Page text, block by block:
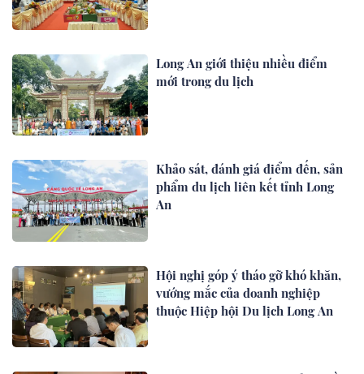
Long An giới thiệu nhiều điểm
mới trong du lịch
Khảo sát, đánh giá điểm đến, sản
phẩm du lịch liên kết tỉnh Long
An
Hội nghị góp ý tháo gỡ khó khăn,
vướng mắc của doanh nghiệp
thuộc Hiệp hội Du lịch Long An